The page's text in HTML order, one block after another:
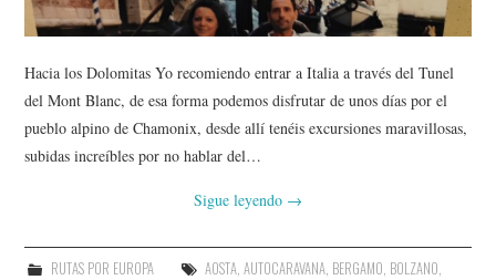
CONTACTO
Hacia los Dolomitas Yo recomiendo entrar a Italia a través del Tunel
del Mont Blanc, de esa forma podemos disfrutar de unos días por el
pueblo alpino de Chamonix, desde allí tenéis excursiones maravillosas,
subidas increíbles por no hablar del…
Sigue leyendo →
RUTAS POR EUROPA AOSTA, AUTOCARAVANA, BERGAMO, BOLZANO,